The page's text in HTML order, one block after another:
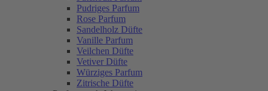
Pudriges Parfum
Rose Parfum
Sandelholz Düfte
Vanille Parfum
Veilchen Düfte
Vetiver Düfte
Würziges Parfum
Zitrische Düfte